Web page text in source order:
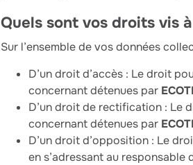
Quels sont vos droits vis
Sur l’ensemble de vos données
D’un droit d’accès : Le droit
concernant détenues par
D’un droit de rectification : Le
concernant détenues par
D’un droit d’opposition : Le
en s’adressant au responsable